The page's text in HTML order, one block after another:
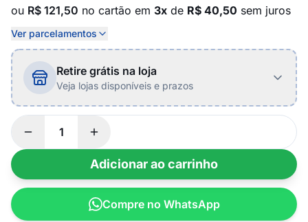
ou R$ 121,50 no cartão em 3x de R$ 40,50 sem juros
Ver parcelamentos
Retire grátis na loja
Veja lojas disponíveis e prazos
Adicionar ao carrinho
Compre no WhatsApp